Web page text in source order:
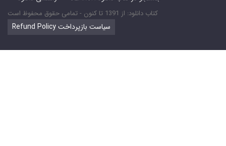
کتاب دانلود: از 1391 تا کنون - تمامی حقوق محفوظ است
Refund Policy سیاست بازپرداخت